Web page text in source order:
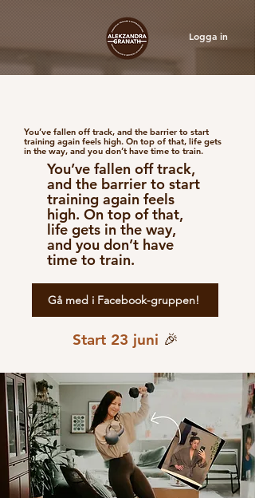
Logga in
You’ve fallen off track, and the barrier to start
training again feels high. On top of that, life gets
in the way, and you don’t have time to train.
You’ve fallen off track,
and the barrier to start
training again feels
high. On top of that,
life gets in the way,
and you don’t have
time to train.
Gå med i Facebook-gruppen!
Start 23 juni 🎉